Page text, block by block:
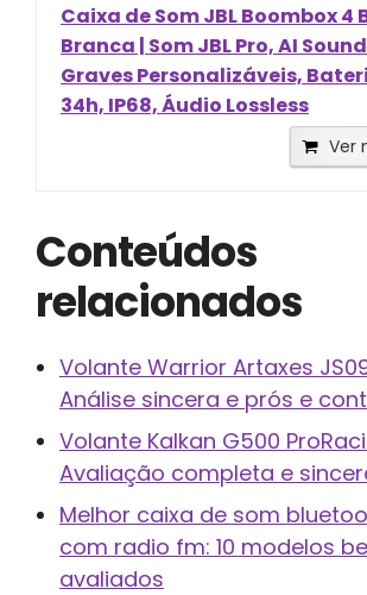
Caixa de Som JBL Boombox 4
Branca | Som JBL Pro, AI
Graves Personalizáveis,
34h, IP68, Áudio Lossless
Ver
Conteúdos
relacionados
Volante Warrior Artaxes
Análise sincera e prós e
Volante Kalkan G500
Avaliação completa e
Melhor caixa de som
com radio fm: 10 modelos
avaliados